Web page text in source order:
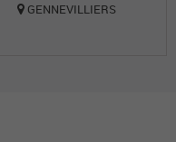
GENNEVILLIERS